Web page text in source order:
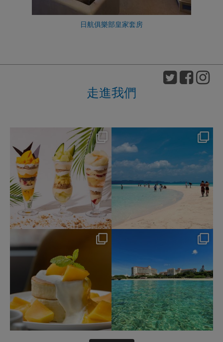
日航俱樂部皇家套房
走進我們
nikko_hotels
Aug 4
138 1
nikko_hotels
161 1